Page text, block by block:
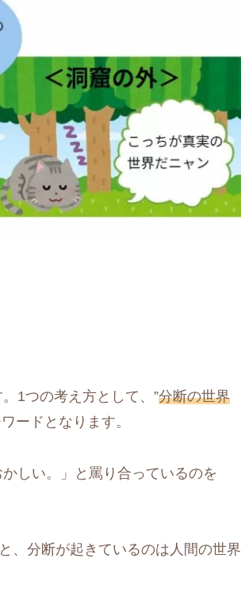
1つの考え方として、”分断の世界
ードとなります。
しい。」と罵り合っているのを
、分断が起きているのは人間の世界